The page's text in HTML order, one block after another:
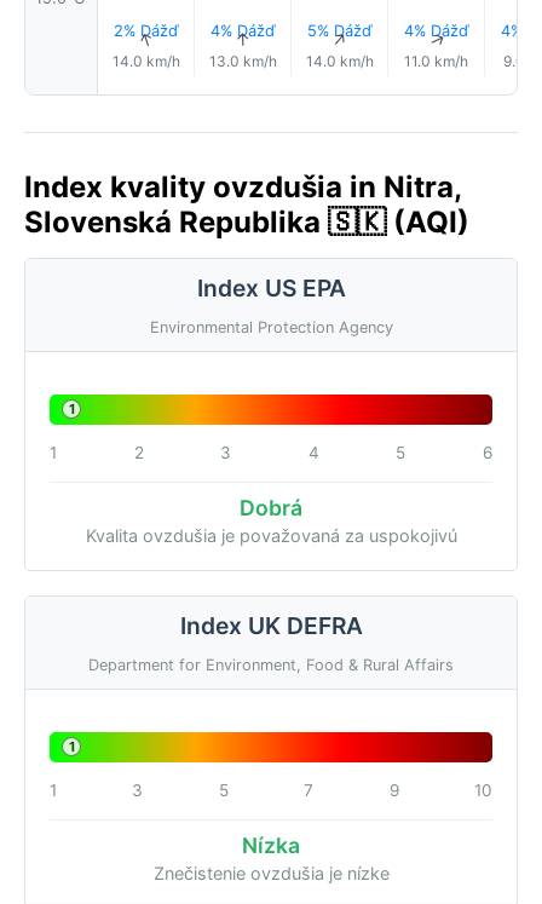
2% Dážď
↑
14.0 km/h
4% Dážď
↑
13.0 km/h
5% Dážď
↑
14.0 km/h
4% Dážď
↑
11.0 km/h
4%
9.0
Index kvality ovzdušia in Nitra,
Slovenská Republika 🇸🇰 (AQI)
Index US EPA
Environmental Protection Agency
1
1 2 3 4 5 6
Dobrá
Kvalita ovzdušia je považovaná za uspokojivú
Index UK DEFRA
Department for Environment, Food & Rural Affairs
1
1 3 5 7 9 10
Nízka
Znečistenie ovzdušia je nízke